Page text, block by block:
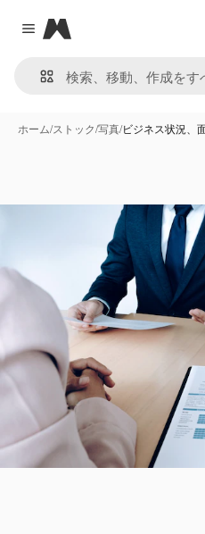
Close menu
Magnific
ホーム/ストック/写真/ビジネス状況、